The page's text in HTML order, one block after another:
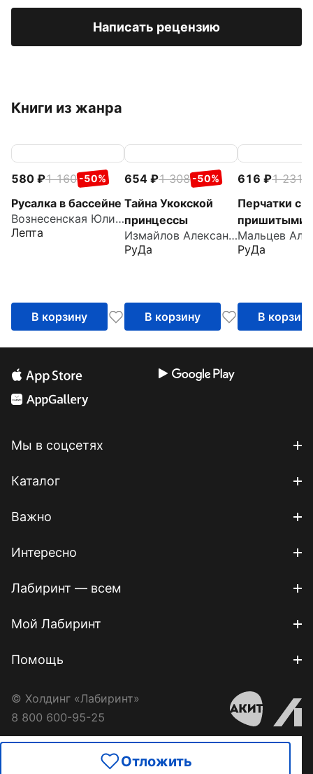
Отложить
Написать рецензию
Книги из жанра
580 1 160 -50%
Русалка в бассейне
Вознесенская Юлия Николаевна
Лепта
В корзину
654 1 308 -50%
Тайна Укокской
принцессы
Измайлов Александр
РуДа
В корзину
616 1 231
Перчатки с
пришитыми
пальцами
РуДа
В корзину
Мы в соцсетях
Каталог
Важно
Интересно
Лабиринт — всем
Мой Лабиринт
Помощь
© Холдинг «Лабиринт»
8 800 600-95-25